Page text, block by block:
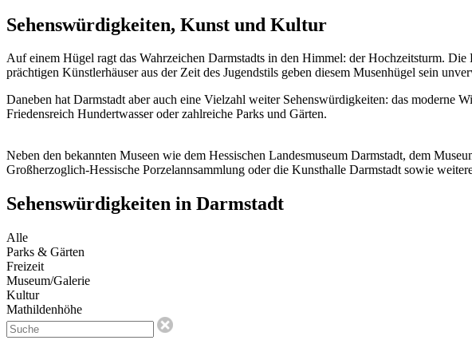
Sehenswürdigkeiten, Kunst und Kultur
Auf einem Hügel ragt das Wahrzeichen Darmstadts in den Himmel: der Hochzeitsturm.
prächtigen Künstlerhäuser aus der Zeit des Jugendstils geben diesem Musenhügel sein
Daneben hat Darmstadt aber auch eine Vielzahl weiter Sehenswürdigkeiten: das moderne
Friedensreich Hundertwasser oder zahlreiche Parks und Gärten.
Neben den bekannten Museen wie dem Hessischen Landesmuseum Darmstadt, dem
Großherzoglich-Hessische Porzelannsammlung oder die Kunsthalle Darmstadt sowie
Sehenswürdigkeiten in Darmstadt
Alle
Parks & Gärten
Freizeit
Museum/Galerie
Kultur
Mathildenhöhe